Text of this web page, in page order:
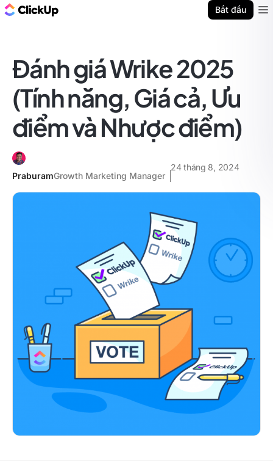
Bắt đầu
Đánh giá Wrike 2025
(Tính năng, Giá cả, Ưu
điểm và Nhược điểm)
PraburamGrowth Marketing Manager
24 tháng 8, 2024